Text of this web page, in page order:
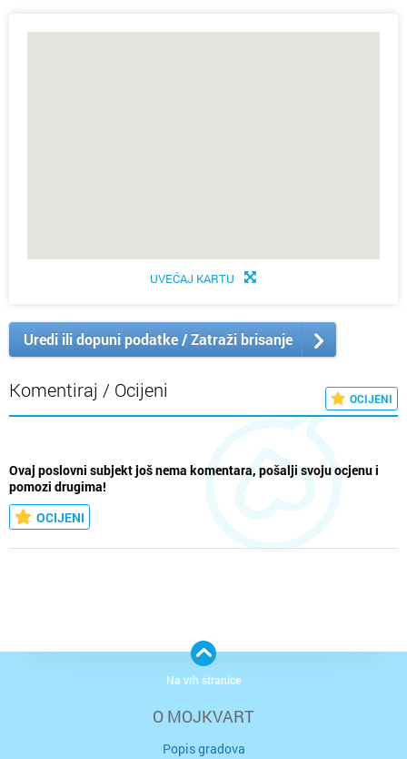
UVEĆAJ KARTU
Uredi ili dopuni podatke / Zatraži brisanje
Komentiraj / Ocijeni OCIJENI
Ovaj poslovni subjekt još nema komentara, pošalji svoju ocjenu i
pomozi drugima!
OCIJENI
O MOJKVART
Popis gradova
Na vrh stranice